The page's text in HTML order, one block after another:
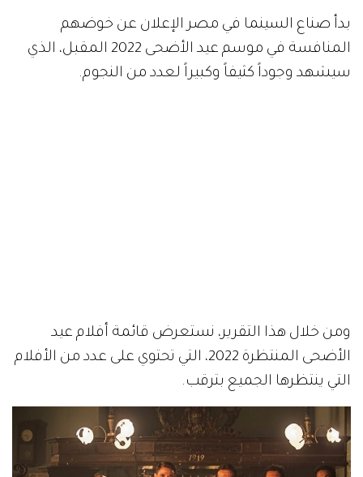
بدأ صناع السينما في مصر الإعلان عن خوضهم
المنافسة في موسم عيد الأضحى 2022 المقبل، الذي
سيشهد وجوداً كثيفاً وكبيراً لعدد من النجوم.
ومن خلال هذا التقرير، نستعرض قائمة أفلام عيد
الأضحى المنتظرة 2022، التي تحتوي على عدد من الأفلام
التي ينتظرها الجميع بترقب.